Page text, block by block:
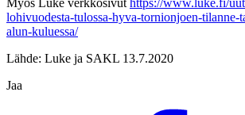
lohivuodesta-tulossa-hyva-tornionjoen-tilanne-
alun-kuluessa/
Lähde: Luke ja SAKL 13.7.2020
Jaa